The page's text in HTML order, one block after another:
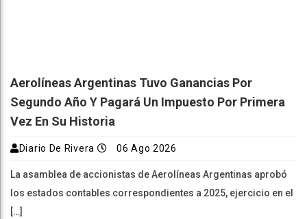
Aerolíneas Argentinas Tuvo Ganancias Por
Segundo Año Y Pagará Un Impuesto Por Primera
Vez En Su Historia
Diario De Rivera 06 Ago 2026
La asamblea de accionistas de Aerolíneas Argentinas aprobó
los estados contables correspondientes a 2025, ejercicio en el
[…]